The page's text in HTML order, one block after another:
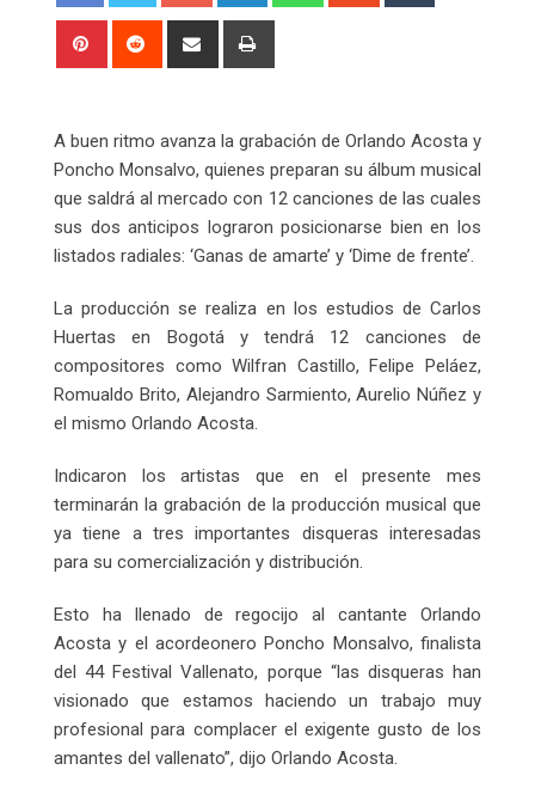
Pinterest Reddit
Share
A buen ritmo avanza la grabación de Orlando Acosta y
Poncho Monsalvo, quienes preparan su álbum musical
que saldrá al mercado con 12 canciones de las cuales
sus dos anticipos lograron posicionarse bien en los
listados radiales: ‘Ganas de amarte’ y ‘Dime de frente’.
La producción se realiza en los estudios de Carlos
Huertas en Bogotá y tendrá 12 canciones de
compositores como Wilfran Castillo, Felipe Peláez,
Romualdo Brito, Alejandro Sarmiento, Aurelio Núñez y
el mismo Orlando Acosta.
Indicaron los artistas que en el presente mes
terminarán la grabación de la producción musical que
ya tiene a tres importantes disqueras interesadas
para su comercialización y distribución.
Esto ha llenado de regocijo al cantante Orlando
Acosta y el acordeonero Poncho Monsalvo, finalista
del 44 Festival Vallenato, porque “las disqueras han
visionado que estamos haciendo un trabajo muy
profesional para complacer el exigente gusto de los
amantes del vallenato”, dijo Orlando Acosta.